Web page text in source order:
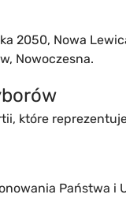
2050, Nowa
Nowoczesna.
które
Państwa i